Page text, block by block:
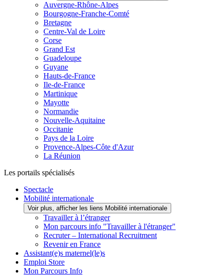
Auvergne-Rhône-Alpes
Bourgogne-Franche-Comté
Bretagne
Centre-Val de Loire
Corse
Grand Est
Guadeloupe
Guyane
Hauts-de-France
Ile-de-France
Martinique
Mayotte
Normandie
Nouvelle-Aquitaine
Occitanie
Pays de la Loire
Provence-Alpes-Côte d'Azur
La Réunion
Les portails spécialisés
Spectacle
Mobilité internationale
Voir plus, afficher les liens Mobilité internationale
Travailler à l’étranger
Mon parcours info "Travailler à l'étranger"
Recruter – International Recruitment
Revenir en France
Assistant(e)s maternel(le)s
Emploi Store
Mon Parcours Info